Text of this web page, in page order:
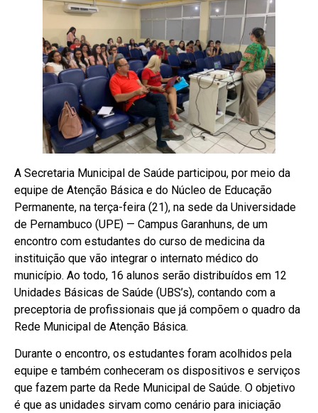
A Secretaria Municipal de Saúde participou, por meio da
equipe de Atenção Básica e do Núcleo de Educação
Permanente, na terça-feira (21), na sede da Universidade
de Pernambuco (UPE) — Campus Garanhuns, de um
encontro com estudantes do curso de medicina da
instituição que vão integrar o internato médico do
município. Ao todo, 16 alunos serão distribuídos em 12
Unidades Básicas de Saúde (UBS’s), contando com a
preceptoria de profissionais que já compõem o quadro da
Rede Municipal de Atenção Básica.
Durante o encontro, os estudantes foram acolhidos pela
equipe e também conheceram os dispositivos e serviços
que fazem parte da Rede Municipal de Saúde. O objetivo
é que as unidades sirvam como cenário para iniciação